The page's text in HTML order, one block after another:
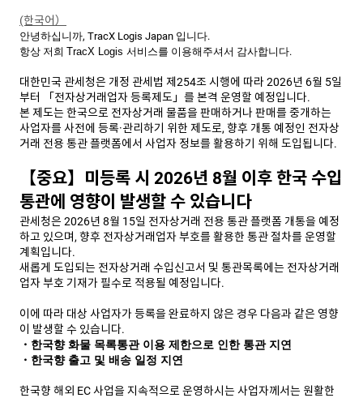
(한국어）
안녕하십니까, TracX Logis Japan 입니다.
항상 저희 TracX Logis 서비스를 이용해주셔서 감사합니다.
대한민국 관세청은 개정 관세법 제254조 시행에 따라 2026년 6월 5일
부터 「전자상거래업자 등록제도」를 본격 운영할 예정입니다.
본 제도는 한국으로 전자상거래 물품을 판매하거나 판매를 중개하는
사업자를 사전에 등록·관리하기 위한 제도로, 향후 개통 예정인 전자상
거래 전용 통관 플랫폼에서 사업자 정보를 활용하기 위해 도입됩니다.
【중요】미등록 시 2026년 8월 이후 한국 수입
통관에 영향이 발생할 수 있습니다
관세청은 2026년 8월 15일 전자상거래 전용 통관 플랫폼 개통을 예정
하고 있으며, 향후 전자상거래업자 부호를 활용한 통관 절차를 운영할
계획입니다.
새롭게 도입되는 전자상거래 수입신고서 및 통관목록에는 전자상거래
업자 부호 기재가 필수로 적용될 예정입니다.
이에 따라 대상 사업자가 등록을 완료하지 않은 경우 다음과 같은 영향
이 발생할 수 있습니다.
・ 한국향 화물 목록통관 이용 제한으로 인한 통관 지연
・한국향 출고 및 배송 일정 지연
한국향 해외 EC 사업을 지속적으로 운영하시는 사업자께서는 원활한